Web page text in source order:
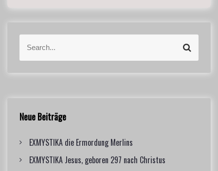
a
r
o
:
S
r
Neue Beiträge
EXMYSTIKA die Ermordung Merlins
EXMYSTIKA Jesus, geboren 297 nach Christus